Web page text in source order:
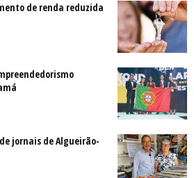
de renda reduzida
jornais de Algueirão-